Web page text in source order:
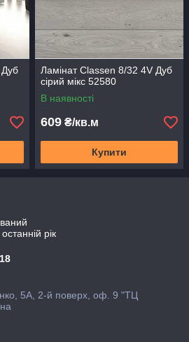
Дуб
Ламінат Classen 8/32 4V Дуб
сірий мікс 52580
В наявності
609 ₴/кв.м
Купити
рік
5А, 2-й поверх, оф. 9 "ТЦ